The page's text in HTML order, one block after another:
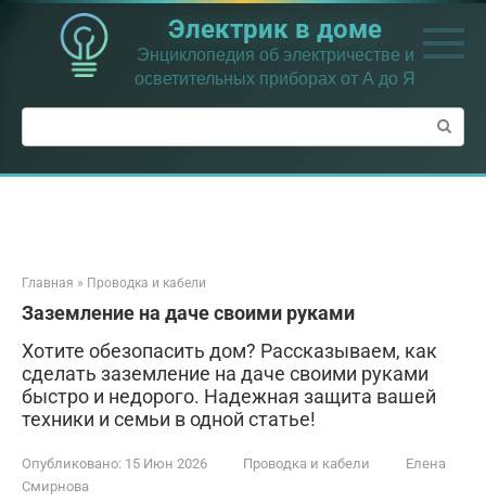
Перейти
контенту
Электрик в доме
Энциклопедия об электричестве и
осветительных приборах от А до Я
Поиск:
Главная » Проводка и кабели
Заземление на даче своими руками
Хотите обезопасить дом? Рассказываем, как
сделать заземление на даче своими руками
быстро и недорого. Надежная защита вашей
техники и семьи в одной статье!
Опубликовано: 15 Июн 2026 Проводка и кабели
Елена
Смирнова